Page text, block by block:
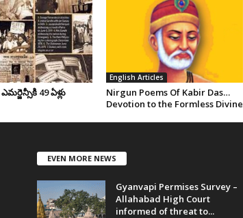
49 ఏళ్లు
English Articles
Nirgun Poems Of Kabir Das…
Devotion to the Formless Divine
EVEN MORE NEWS
Gyanvapi Permises Survey –
Allahabad High Court
informed of threat to...